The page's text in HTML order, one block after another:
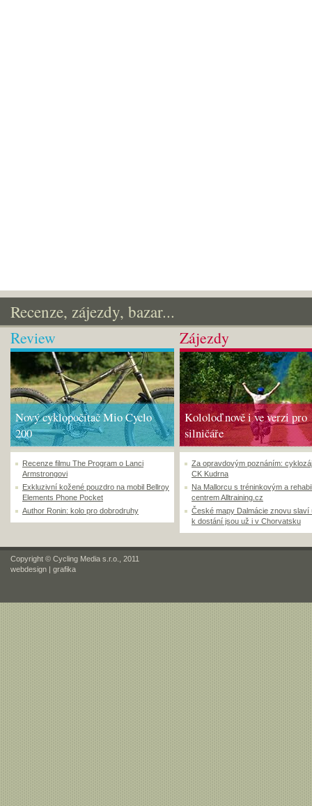
Recenze, zájezdy, bazar...
Review
Nový cyklopočítač Mio Cyclo
200
Recenze filmu The Program o Lanci
Armstrongovi
Exkluzivní kožené pouzdro na mobil Bellroy
Elements Phone Pocket
Author Ronin: kolo pro dobrodruhy
Zájezdy
Kololoď nově i ve verzi pro
silničáře
Za opravdovým poznáním:
CK Kudrna
Na Mallorcu s tréninkovým a
centrem Alltraining.cz
České mapy Dalmácie znovu slaví
k dostání jsou už i v Chorvatsku
Copyright © Cycling Media s.r.o., 2011
webdesign | grafika